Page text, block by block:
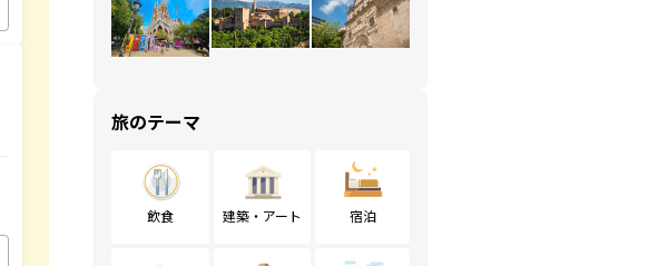
旅のテーマ
飲食 建築・アート 宿泊